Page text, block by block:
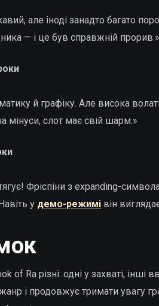
але іноді занадто багато
— і це був справжній прорив.»
й графіку. Але висока
мінуси, слот має свій шарм.»
Фріспіни з expanding-
у демо-режимі він
of Ra різні: одні у захваті,
і продовжує тримати увагу